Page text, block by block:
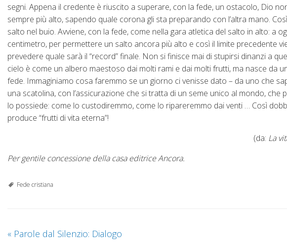
segni. Appena il credente è riuscito a superare, con la fede, un ostacolo, Dio
sempre più alto, sapendo quale corona gli sta preparando con l’altra mano.
salto nel buio. Avviene, con la fede, come nella gara atletica del salto in alto: a
centimetro, per permettere un salto ancora più alto e così il limite precedente
prevedere quale sarà il “record” finale. Non si finisce mai di stupirsi dinanzi a
cielo è come un albero maestoso dai molti rami e dai molti frutti, ma nasce da
fede. Immaginiamo cosa faremmo se un giorno ci venisse dato – da uno che
una scatolina, con l’assicurazione che si tratta di un seme unico al mondo,
lo possiede: come lo custodiremmo, come lo ripareremmo dai venti … Così
produce “frutti di vita eterna”!
(da: La
Per gentile concessione della casa editrice Ancora.
Fede cristiana
« Parole dal Silenzio: Dialogo